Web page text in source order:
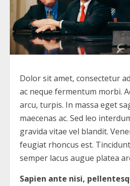
Dolor sit amet, consectetur
ac neque fermentum morbi.
arcu, turpis. In massa eget
maecenas ac. Sed leo
gravida vitae vel blandit.
feugiat rhoncus est.
semper lacus augue platea
Sapien ante nisi,